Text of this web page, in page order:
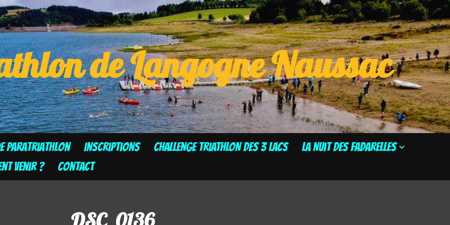
de Langogne Naussac
Paratriathlon Inscriptions CHALLENGE TRIATHLON DES 3 LACS
La Nuit des Fadarelles
venir ? Contact